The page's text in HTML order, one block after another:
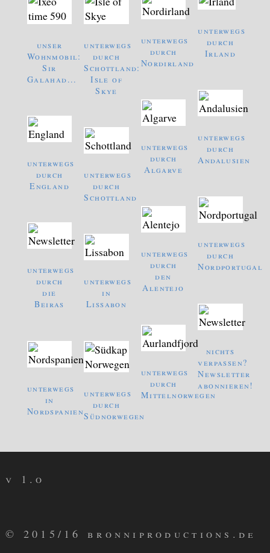
unser
Wohnmobil:
Sir
Galahad...
unterwegs
durch
England
unterwegs
durch
die
Beiras
unterwegs
in
Nordspanien
unterwegs
durch
Schottland:
Isle of
Skye
unterwegs
durch
Schottland
unterwegs
in
Lissabon
unterwegs
durch
Südnorwegen
unterwegs
durch
Nordirland
unterwegs
durch
Algarve
unterwegs
durch
den
Alentejo
unterwegs
durch
Mittelnorwegen
unterwegs
durch
Irland
unterwegs
durch
Andalusien
unterwegs
durch
Nordportugal
nichts
verpassen?
Newsletter
abonnieren!
v 1.o
© 2015/16 bronniproductions.de